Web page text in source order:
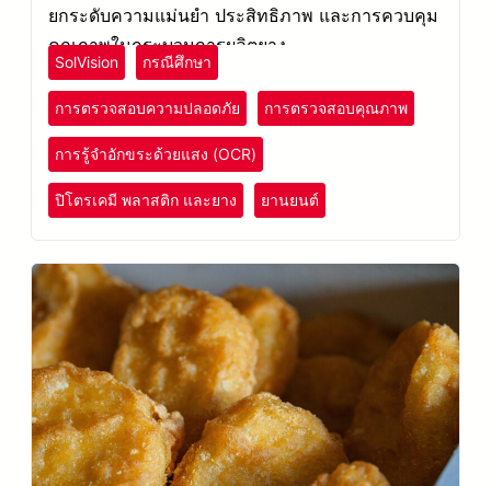
ยกระดับความแม่นยำ ประสิทธิภาพ และการควบคุม
คุณภาพในกระบวนการผลิตยาง
SolVision กรณีศึกษา
การตรวจสอบความปลอดภัย การตรวจสอบคุณภาพ
การรู้จำอักขระด้วยแสง (OCR)
ปิโตรเคมี พลาสติก และยาง ยานยนต์